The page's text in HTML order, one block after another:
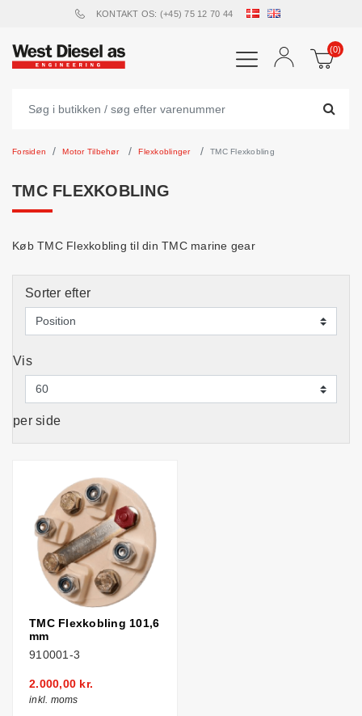
KONTAKT OS: (+45) 75 12 70 44
(0)
Forsiden Motor Tilbehør Flexkoblinger TMC Flexkobling
TMC FLEXKOBLING
Køb TMC Flexkobling til din TMC marine gear
Sorter efter
Vis
per side
TMC Flexkobling 101,6
mm
910001-3
2.000,00 kr.
inkl. moms